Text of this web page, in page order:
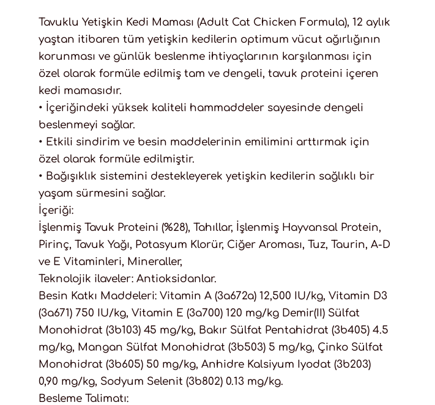
Tavuklu Yetişkin Kedi Maması (Adult Cat Chicken Formula), 12 aylık
yaştan itibaren tüm yetişkin kedilerin optimum vücut ağırlığının
korunması ve günlük beslenme ihtiyaçlarının karşılanması için
özel olarak formüle edilmiş tam ve dengeli, tavuk proteini içeren
kedi mamasıdır.
• İçeriğindeki yüksek kaliteli hammaddeler sayesinde dengeli
beslenmeyi sağlar.
• Etkili sindirim ve besin maddelerinin emilimini arttırmak için
özel olarak formüle edilmiştir.
• Bağışıklık sistemini destekleyerek yetişkin kedilerin sağlıklı bir
yaşam sürmesini sağlar.
İçeriği:
İşlenmiş Tavuk Proteini (%28), Tahıllar, İşlenmiş Hayvansal Protein,
Pirinç, Tavuk Yağı, Potasyum Klorür, Ciğer Aroması, Tuz, Taurin, A-D
ve E Vitaminleri, Mineraller,
Teknolojik ilaveler: Antioksidanlar.
Besin Katkı Maddeleri: Vitamin A (3a672a) 12,500 IU/kg, Vitamin D3
(3a671) 750 IU/kg, Vitamin E (3a700) 120 mg/kg Demir(II) Sülfat
Monohidrat (3b103) 45 mg/kg, Bakır Sülfat Pentahidrat (3b405) 4.5
mg/kg, Mangan Sülfat Monohidrat (3b503) 5 mg/kg, Çinko Sülfat
Monohidrat (3b605) 50 mg/kg, Anhidre Kalsiyum Iyodat (3b203)
0,90 mg/kg, Sodyum Selenit (3b802) 0.13 mg/kg.
Besleme Talimatı: